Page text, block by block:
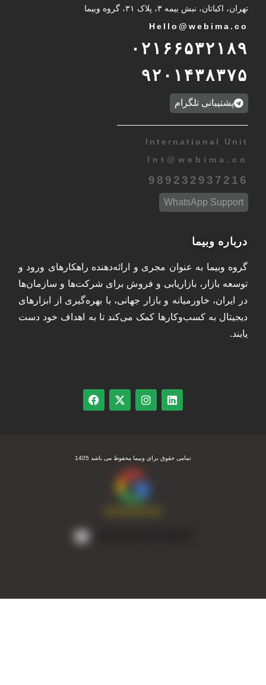
تهران، اکباتان، نبش بیمه ۳، پلاک ۳۱، گروه وبیما
Hello@webima.co
۰۲۱۶۶۵۳۲۱۸۹
۹۲۰۱۴۳۸۳۷۵
پشتیبانی تلگرام
International Unit
Int @ webima.co
989232937216
WhatsApp Support
درباره وبیما
گروه وبیما به عنوان مجری و ارائه‌دهنده راهکارهای ورود و
توسعه بازار، بازاریابی و فروش برای شرکت‌ها و سازمان‌ها
در ایران، خاورمیانه و بازار جهانی، با بهره‌گیری از ابزارهای
دیجیتال به کسب‌وکارها کمک می‌کند تا به اهداف خود دست
یابند.
تمامی حقوق برای وبیما محفوظ می باشد 1405